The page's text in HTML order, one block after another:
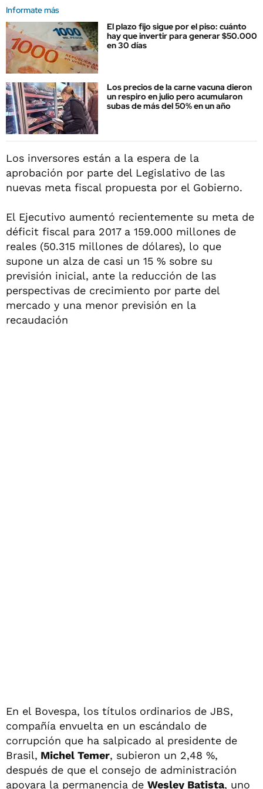
Informate más
El plazo fijo sigue por el piso: cuánto
hay que invertir para generar $50.000
en 30 días
Los precios de la carne vacuna dieron
un respiro en julio pero acumularon
subas de más del 50% en un año
Los inversores están a la espera de la
aprobación por parte del Legislativo de las
nuevas meta fiscal propuesta por el Gobierno.
El Ejecutivo aumentó recientemente su meta de
déficit fiscal para 2017 a 159.000 millones de
reales (50.315 millones de dólares), lo que
supone un alza de casi un 15 % sobre su
previsión inicial, ante la reducción de las
perspectivas de crecimiento por parte del
mercado y una menor previsión en la
recaudación
En el Bovespa, los títulos ordinarios de JBS,
compañía envuelta en un escándalo de
corrupción que ha salpicado al presidente de
Brasil, Michel Temer, subieron un 2,48 %,
después de que el consejo de administración
apoyara la permanencia de Wesley Batista, uno